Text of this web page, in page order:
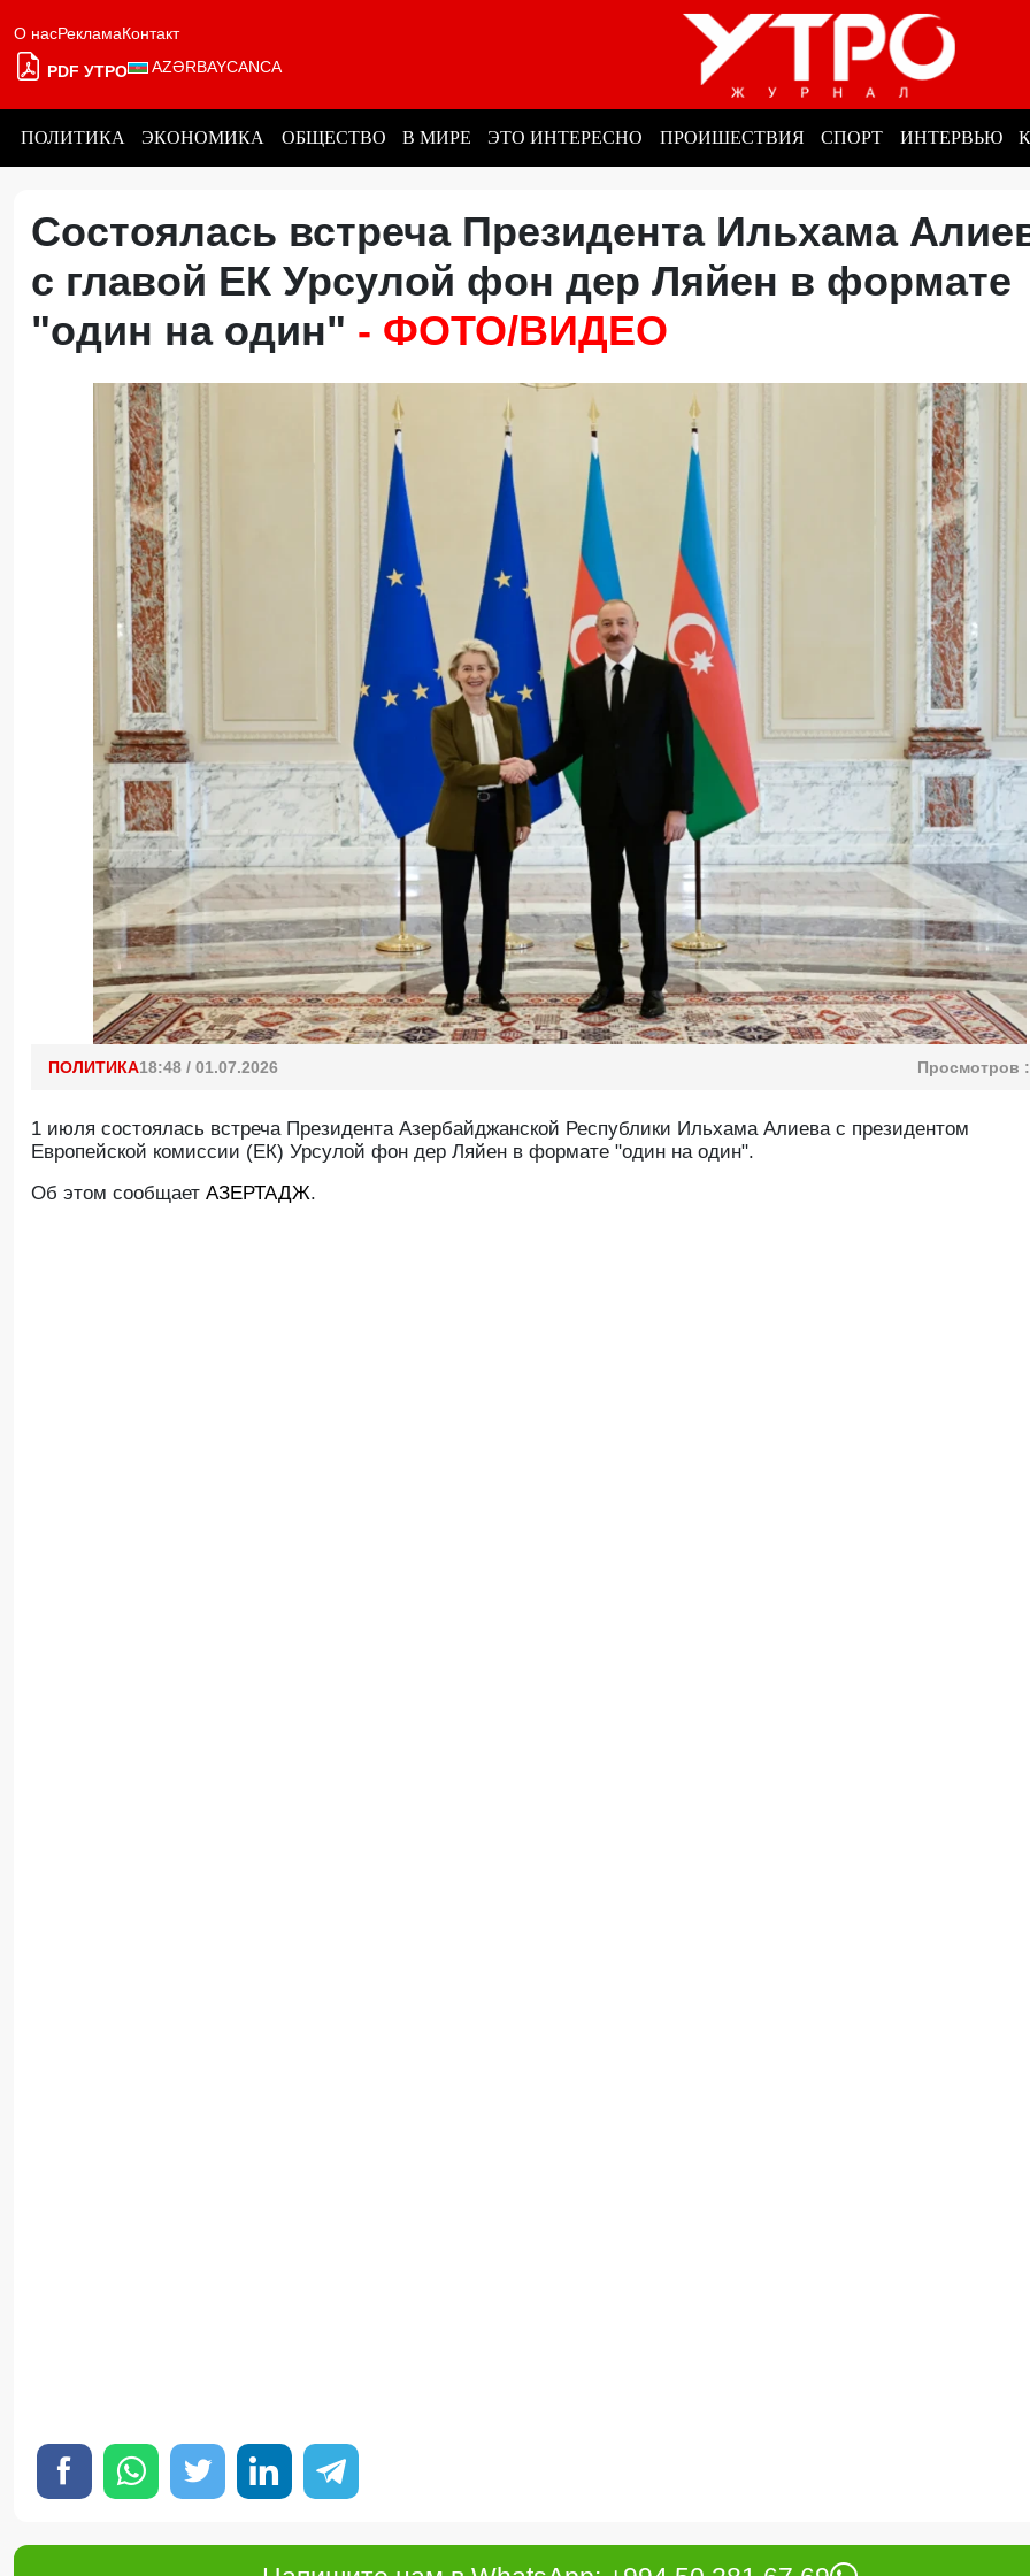
О насРекламаКонтакт
PDF УТРО AZƏRBAYCANCA
ПОЛИТИКА ЭКОНОМИКА ОБЩЕСТВО В МИРЕ ЭТО ИНТЕРЕСНО ПРОИШЕСТВИЯ СПОРТ ИНТЕРВЬЮ
Состоялась встреча Президента Ильхама
с главой ЕК Урсулой фон дер Ляйен в формате
"один на один" - ФОТО/ВИДЕО
ПОЛИТИКА18:48 / 01.07.2026 Просмотров :
1 июля состоялась встреча Президента Азербайджанской Республики Ильхама Алиева с президентом
Европейской комиссии (ЕК) Урсулой фон дер Ляйен в формате "один на один".
Об этом сообщает АЗЕРТАДЖ.